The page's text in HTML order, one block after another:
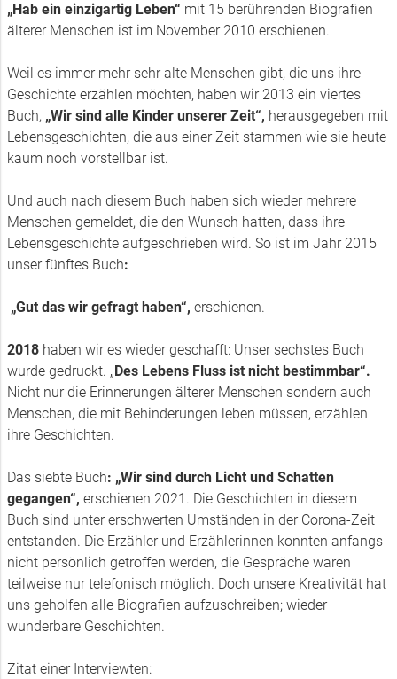
„Hab ein einzigartig Leben“ mit 15 berührenden Biografien
älterer Menschen ist im November 2010 erschienen.
Weil es immer mehr sehr alte Menschen gibt, die uns ihre
Geschichte erzählen möchten, haben wir 2013 ein viertes
Buch, „Wir sind alle Kinder unserer Zeit“, herausgegeben mit
Lebensgeschichten, die aus einer Zeit stammen wie sie heute
kaum noch vorstellbar ist.
Und auch nach diesem Buch haben sich wieder mehrere
Menschen gemeldet, die den Wunsch hatten, dass ihre
Lebensgeschichte aufgeschrieben wird. So ist im Jahr 2015
unser fünftes Buch:
„Gut das wir gefragt haben“, erschienen.
2018 haben wir es wieder geschafft: Unser sechstes Buch
wurde gedruckt. „ Des Lebens Fluss ist nicht bestimmbar“.
Nicht nur die Erinnerungen älterer Menschen sondern auch
Menschen, die mit Behinderungen leben müssen, erzählen
ihre Geschichten.
Das siebte Buch: „Wir sind durch Licht und Schatten
gegangen“, erschienen 2021. Die Geschichten in diesem
Buch sind unter erschwerten Umständen in der Corona-Zeit
entstanden. Die Erzähler und Erzählerinnen konnten anfangs
nicht persönlich getroffen werden, die Gespräche waren
teilweise nur telefonisch möglich. Doch unsere Kreativität hat
uns geholfen alle Biografien aufzuschreiben; wieder
wunderbare Geschichten.
Zitat einer Interviewten: